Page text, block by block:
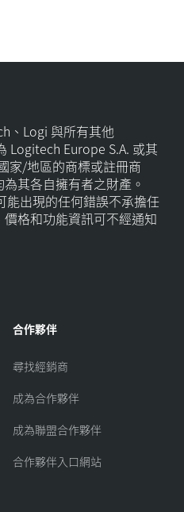
、Logi 與所有其他
Logitech Europe S.A. 或其
家/地區的商標或註冊商
其各自擁有者之財產。
出現的任何錯誤不承擔任
格和功能資訊可不經通知
合作夥伴
尋找經銷商
成為合作夥伴
成為聯盟合作夥伴
合作夥伴入口網站